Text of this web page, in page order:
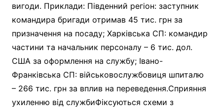
вигоди. Приклади: Південний регіон: заступник
командира бригади отримав 45 тис. грн за
призначення на посаду; Харківська СП: командир
частини та начальник персоналу – 6 тис. дол.
США за оформлення на службу; Івано-
Франківська СП: військовослужбовиця шпиталю
– 266 тис. грн за вплив на переведення.Сприяння
ухиленню від службиФіксуються схеми з